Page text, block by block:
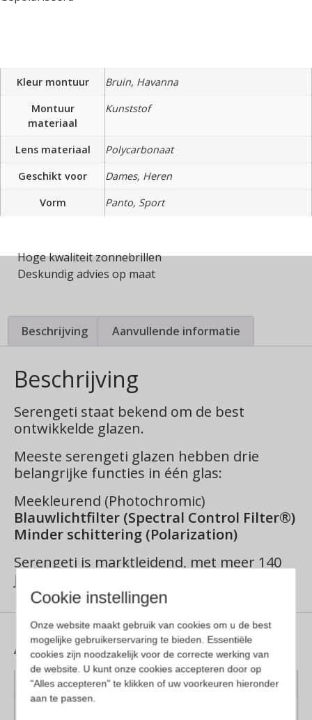
Kleur montuur
Bruin, Havanna
Montuur
materiaal
Kunststof
Lens materiaal
Polycarbonaat
Geschikt voor
Dames, Heren
Vorm
Panto, Sport
Hoge kwaliteit zonnebrillen
Deskundig advies op maat
Beschrijving Aanvullende informatie
Beschrijving
Serengeti staat bekend om de best
ontwikkelde glazen.
Meeste serengeti glazen hebben drie
belangrijke functies in één glas:
Meekleurend (Photochromic)
Blauwlichtfilter (Spectral Control Filter®)
Minder schittering (Polarization)
Serengeti is marktleidend, met meer 140
jaar aan ervaring.
Aanvullende informatie
Kleur montuur
Bruin, Havanna
Cookie instellingen
Onze website maakt gebruik van cookies om u de best
mogelijke gebruikerservaring te bieden. Essentiële
cookies zijn noodzakelijk voor de correcte werking van
de website. U kunt onze cookies accepteren door op
"Alles accepteren" te klikken of uw voorkeuren hieronder
aan te passen.